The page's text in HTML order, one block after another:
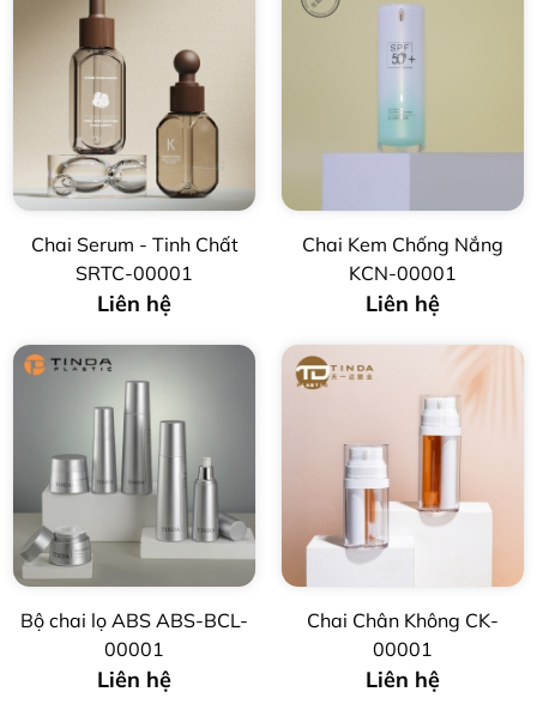
Chai Serum - Tinh Chất
SRTC-00001
Liên hệ
Chai Kem Chống Nắng
KCN-00001
Liên hệ
Bộ chai lọ ABS ABS-BCL-
00001
Liên hệ
Chai Chân Không CK-
00001
Liên hệ